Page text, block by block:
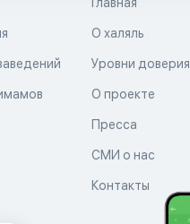
О халяль
Уровни доверия
О проекте
Пресса
СМИ о нас
Контакты